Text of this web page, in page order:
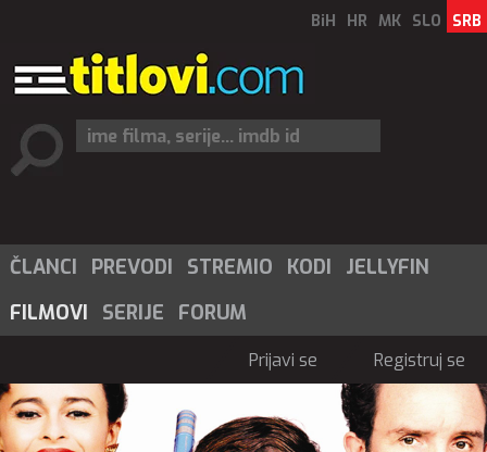
BiH HR MK SLO SRB
ČLANCI PREVODI STREMIO KODI
JELLYFIN
FILMOVI
SERIJE FORUM
Prijavi se Registruj se